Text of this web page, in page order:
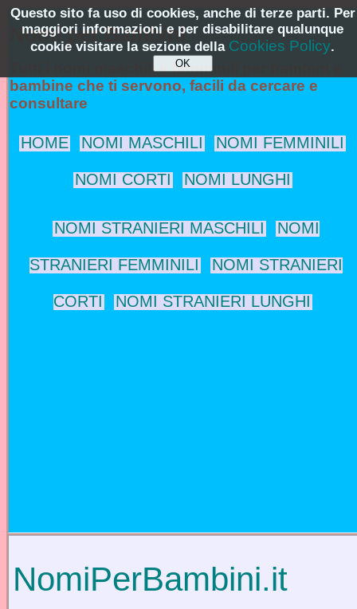
Questo sito fa uso di cookies, anche di terze parti. Per
maggiori informazioni e per disabilitare qualunque
cookie visitare la sezione della Cookies Policy.
Nomi per BambiniNomiPerBambini.it
Tutti i nomi maschili e femminili per bambini e
bambine che ti servono, facili da cercare e
consultare
HOME NOMI MASCHILI NOMI FEMMINILI
NOMI CORTI NOMI LUNGHI
NOMI STRANIERI MASCHILI NOMI
STRANIERI FEMMINILI NOMI STRANIERI
CORTI NOMI STRANIERI LUNGHI
NomiPerBambini.it